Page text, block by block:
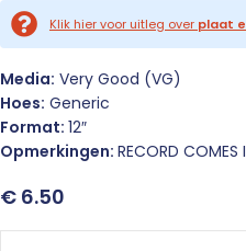
Klik hier voor uitleg over plaat
Media: Very Good (VG)
Hoes: Generic
Format: 12″
Opmerkingen: RECORD COMES
€ 6.50